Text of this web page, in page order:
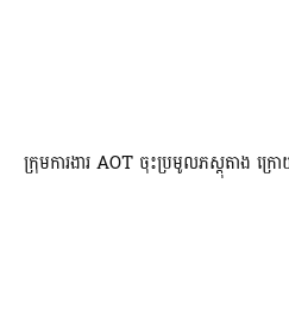
ក្រុមការងារ AOT ចុះប្រមូលភស្តុតាង ក្រ